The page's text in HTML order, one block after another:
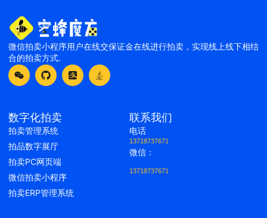
微信拍卖小程序用户在线交保证金在线进行拍卖，实现线上线下相结
合的拍卖方式.
数字化拍卖
拍卖管理系统
拍品数字展厅
拍卖PC网页端
微信拍卖小程序
拍卖ERP管理系统
联系我们
电话
13718737671
微信：
13718737671